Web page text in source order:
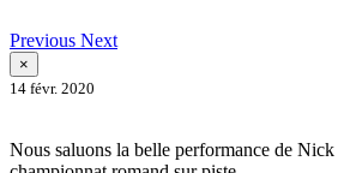
Previous Next
×
14 févr. 2020
Nous saluons la belle performance de